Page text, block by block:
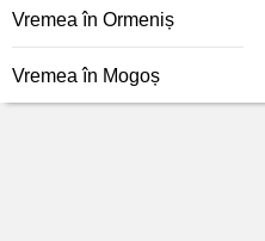
Vremea în Ormeniș
Vremea în Mogoș